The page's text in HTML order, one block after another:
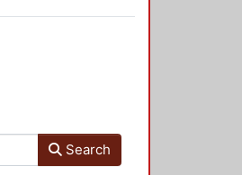
Search